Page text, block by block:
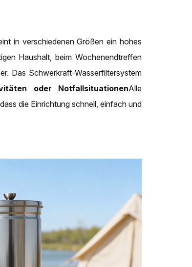
in verschiedenen Größen ein hohes
Haushalt, beim Wochenendtreffen
Das Schwerkraft-Wasserfiltersystem
oder NotfallsituationenAlle
die Einrichtung schnell, einfach und